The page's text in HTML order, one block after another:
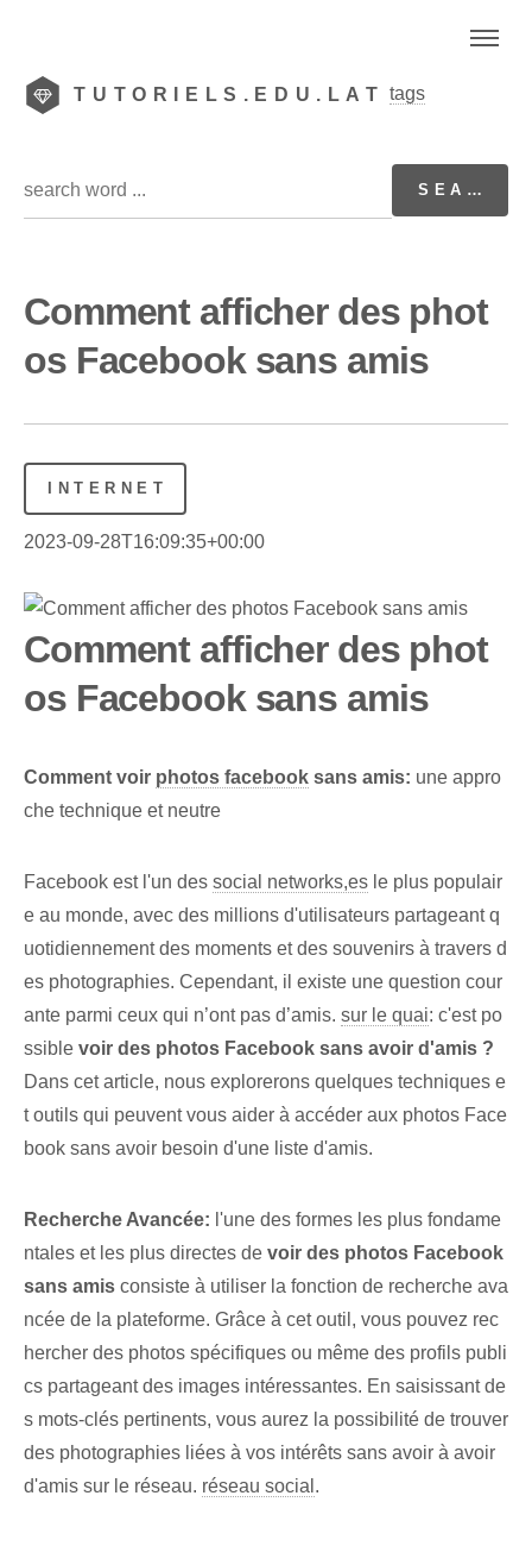
TUTORIELS.EDU.LAT tags
Comment afficher des phot
os Facebook sans amis
INTERNET
2023-09-28T16:09:35+00:00
Comment afficher des phot
os Facebook sans amis
Comment voir photos facebook sans amis: une appro
che technique et neutre
Facebook est l'un des social networks,es le plus populair
e au monde, avec des millions d'utilisateurs partageant q
uotidiennement des moments et des souvenirs à travers d
es photographies. Cependant, il existe une question cour
ante parmi ceux qui n’ont pas d’amis. sur le quai: c'est po
ssible voir des photos Facebook sans avoir d'amis ?
Dans cet article, nous explorerons quelques techniques e
t outils qui peuvent vous aider⁢ à accéder aux photos Face
book sans avoir besoin d'une liste d'amis.
Recherche Avancée: l'une des formes les plus fondame
ntales et les plus directes de voir des photos Facebook
sans amis consiste à utiliser la fonction de recherche ava
ncée de la plateforme. Grâce⁢ à cet outil, vous pouvez rec
hercher des photos spécifiques ou même des profils publi
cs partageant des images intéressantes. En saisissant de
s mots-clés pertinents, vous aurez la possibilité de trouver
des photographies liées à vos intérêts sans avoir à avoir
d'amis sur le réseau. réseau social .